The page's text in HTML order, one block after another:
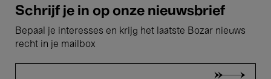
Schrijf je in op onze nieuwsbrief
Bepaal je interesses en krijg het laatste Bozar nieuws
recht in je mailbox